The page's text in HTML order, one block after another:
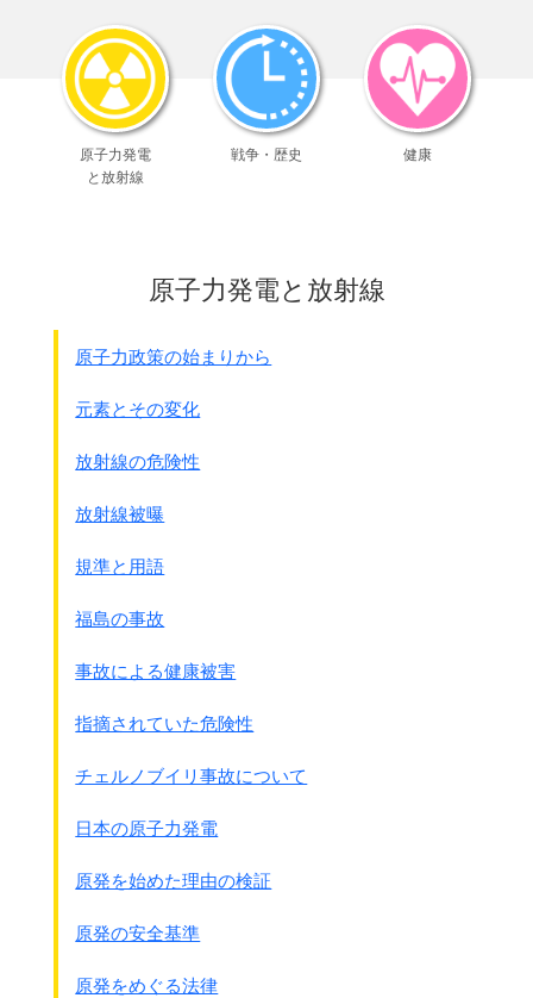
●参謀本部作戦課 井本熊夫中佐の業務日誌 23冊
1940年9月～1942年12月、参謀本部作戦課員
●陸軍省医務局医事課 金原節三大佐の
陸軍省業務日誌摘録 35冊
1937年8月から陸軍省医務局医事課員
●参謀本部第一部長 真田穣一郎少将の業務日誌 40冊
次から始まるレポ－トでは、
実際の細菌戦の様子や証言と、
年代ごとに別項目にして整理
原子力発電
と放射線
戦争・歴史 健康
原子力発電と放射線
原子力政策の始まりから
元素とその変化
放射線の危険性
放射線被曝
規準と用語
福島の事故
事故による健康被害
指摘されていた危険性
チェルノブイリ事故について
日本の原子力発電
原発を始めた理由の検証
原発の安全基準
原発をめぐる法律